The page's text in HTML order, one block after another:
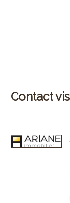
Contact